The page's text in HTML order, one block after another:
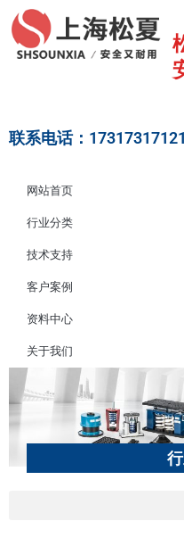
至
联系电话：17317317121
网站首页
行业分类
技术支持
客户案例
资料中心
关于我们